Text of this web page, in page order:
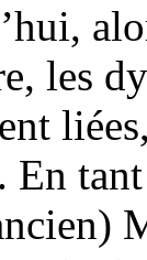
les
En